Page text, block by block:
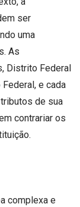
ser
uma
As
Distrito Federal
e cada
de sua
contrariar os
complexa e